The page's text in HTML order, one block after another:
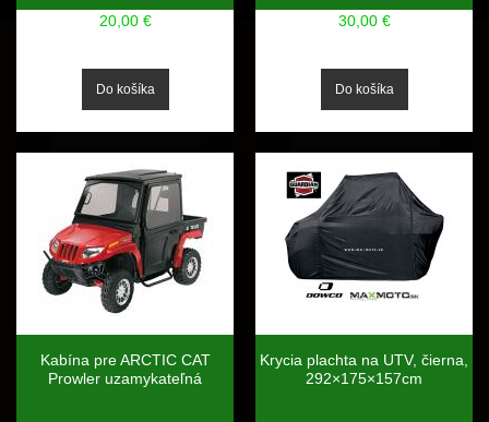
20,00 € 30,00 €
Kabína pre ARCTIC CAT
Prowler uzamykateľná
Krycia plachta na UTV, čierna,
292×175×157cm